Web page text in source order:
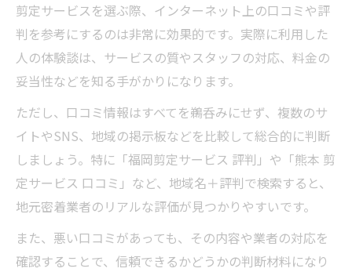
剪定サービスを選ぶ際、インターネット上の口コミや評
判を参考にするのは非常に効果的です。実際に利用した
人の体験談は、サービスの質やスタッフの対応、料金の
妥当性などを知る手がかりになります。
ただし、口コミ情報はすべてを鵜呑みにせず、複数のサ
イトやSNS、地域の掲示板などを比較して総合的に判断
しましょう。特に「福岡剪定サービス 評判」や「熊本 剪
定サービス 口コミ」など、地域名＋評判で検索すると、
地元密着業者のリアルな評価が見つかりやすいです。
また、悪い口コミがあっても、その内容や業者の対応を
確認することで、信頼できるかどうかの判断材料になり